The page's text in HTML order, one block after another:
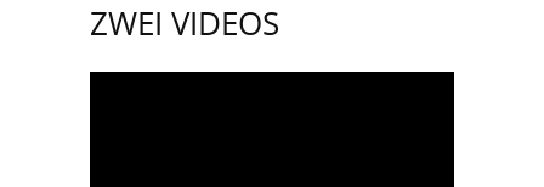
ZWEI VIDEOS